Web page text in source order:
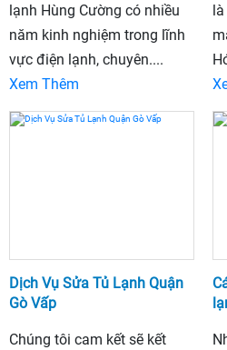
lạnh Hùng Cường có nhiều
năm kinh nghiệm trong lĩnh
vực điện lạnh, chuyên....
Xem Thêm
Dịch Vụ Sửa Tủ Lạnh Quận
Gò Vấp
Chúng tôi cam kết sẽ kết